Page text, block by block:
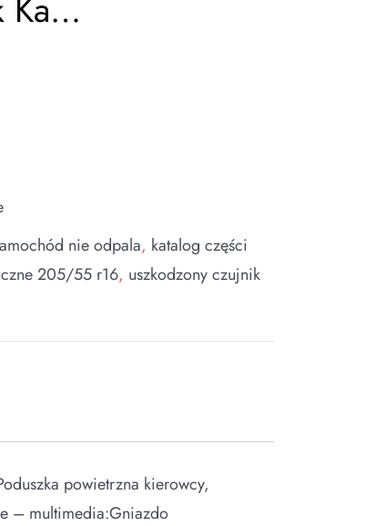
nie odpala, katalog części
205/55 r16, uszkodzony czujnik
powietrzna kierowcy,
– multimedia:Gniazdo